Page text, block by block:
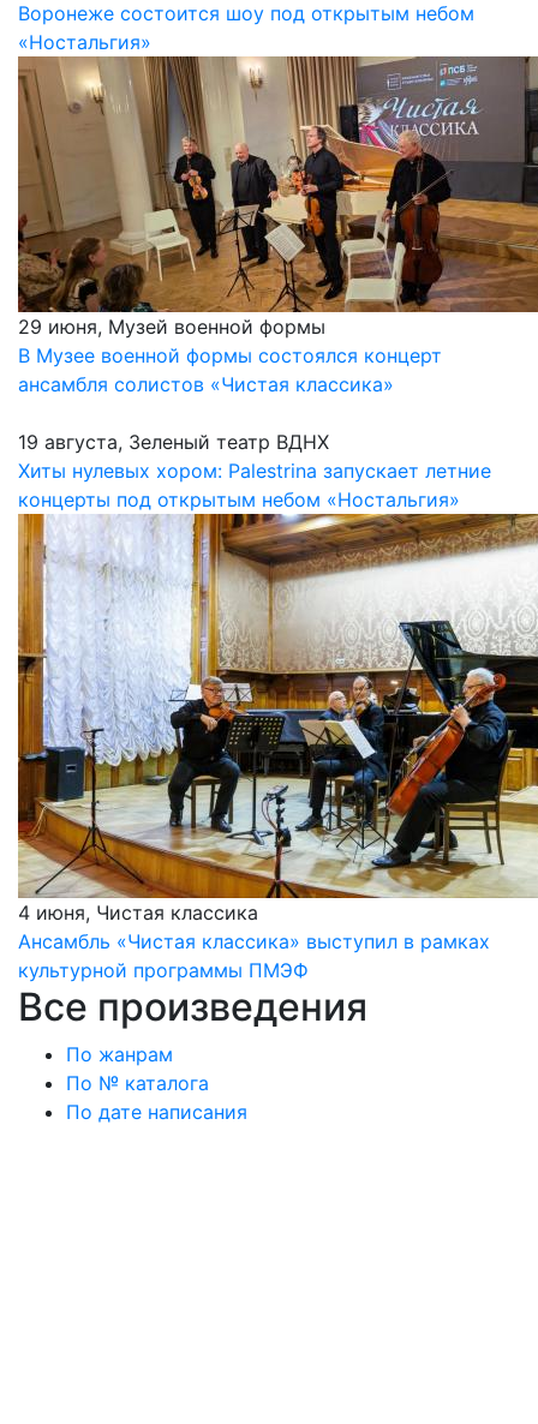
Воронеже состоится шоу под открытым небом
«Ностальгия»
29 июня, Музей военной формы
В Музее военной формы состоялся концерт
ансамбля солистов «Чистая классика»
19 августа, Зеленый театр ВДНХ
Хиты нулевых хором: Palestrina запускает летние
концерты под открытым небом «Ностальгия»
4 июня, Чистая классика
Ансамбль «Чистая классика» выступил в рамках
культурной программы ПМЭФ
Все произведения
По жанрам
По № каталога
По дате написания